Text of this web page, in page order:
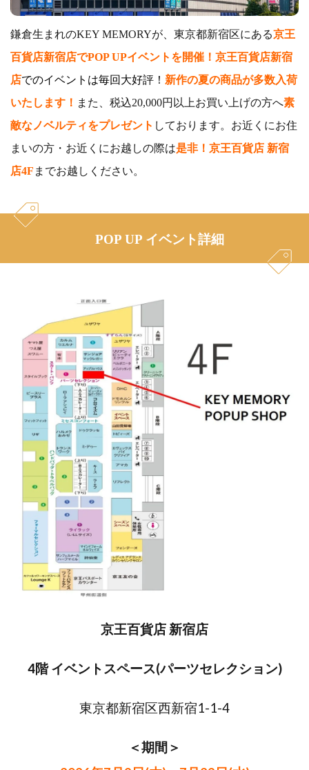
鎌倉生まれのKEY MEMORYが、東京都新宿区にある京王
百貨店新宿店でPOP UPイベントを開催！京王百貨店新宿
店でのイベントは毎回大好評！ 新作の夏の商品が多数入荷
いたします！ また、税込20,000円以上お買い上げの方へ素
敵なノベルティをプレゼント しております。お近くにお住
まいの方・お近くにお越しの際は是非！京王百貨店 新宿
店4F までお越しください。
POP UP イベント詳細
京王百貨店 新宿店
4階 イベントスペース(パーツセレクション)
東京都新宿区西新宿1-1-4
＜期間＞